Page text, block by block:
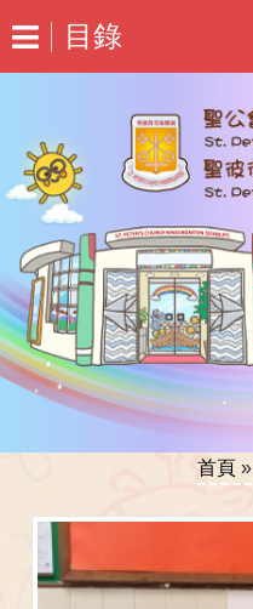
目錄
首頁»